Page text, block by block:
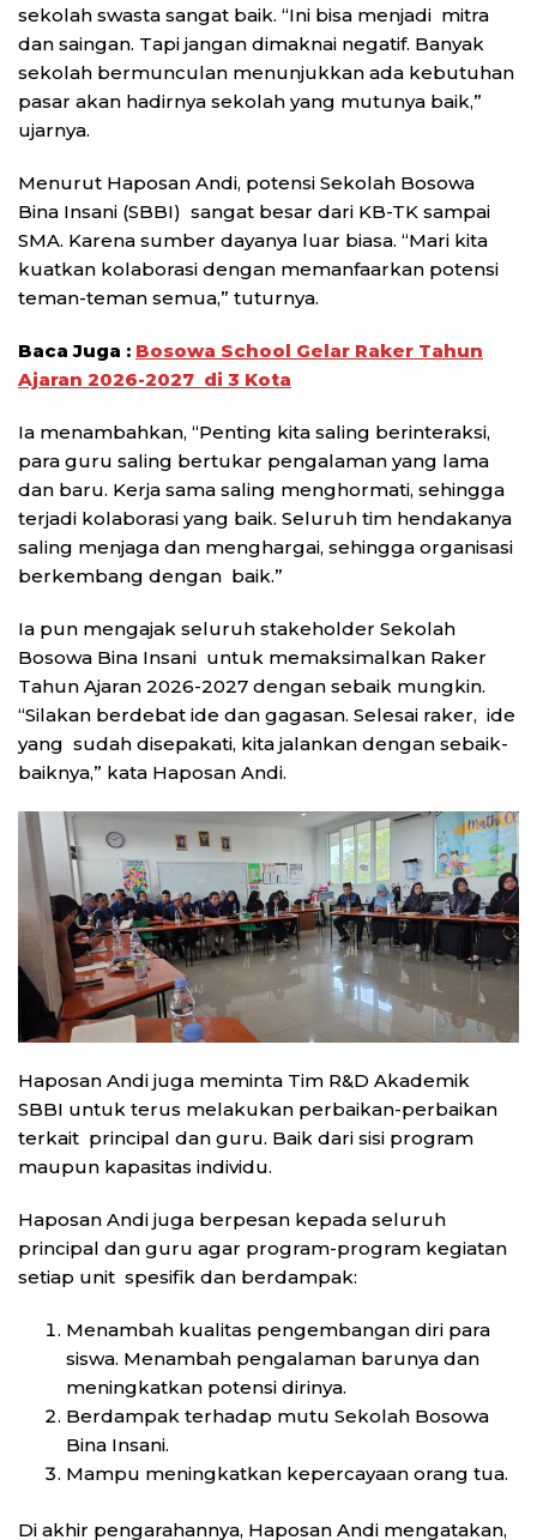
sekolah swasta sangat baik. “Ini bisa menjadi mitra
dan saingan. Tapi jangan dimaknai negatif. Banyak
sekolah bermunculan menunjukkan ada kebutuhan
pasar akan hadirnya sekolah yang mutunya baik,”
ujarnya.
Menurut Haposan Andi, potensi Sekolah Bosowa
Bina Insani (SBBI) sangat besar dari KB-TK sampai
SMA. Karena sumber dayanya luar biasa. “Mari kita
kuatkan kolaborasi dengan memanfaarkan potensi
teman-teman semua,” tuturnya.
Baca Juga : Bosowa School Gelar Raker Tahun
Ajaran 2026-2027 di 3 Kota
Ia menambahkan, “Penting kita saling berinteraksi,
para guru saling bertukar pengalaman yang lama
dan baru. Kerja sama saling menghormati, sehingga
terjadi kolaborasi yang baik. Seluruh tim hendakanya
saling menjaga dan menghargai, sehingga organisasi
berkembang dengan baik.”
Ia pun mengajak seluruh stakeholder Sekolah
Bosowa Bina Insani untuk memaksimalkan Raker
Tahun Ajaran 2026-2027 dengan sebaik mungkin.
“Silakan berdebat ide dan gagasan. Selesai raker, ide
yang sudah disepakati, kita jalankan dengan sebaik-
baiknya,” kata Haposan Andi.
Haposan Andi juga meminta Tim R&D Akademik
SBBI untuk terus melakukan perbaikan-perbaikan
terkait principal dan guru. Baik dari sisi program
maupun kapasitas individu.
Haposan Andi juga berpesan kepada seluruh
principal dan guru agar program-program kegiatan
setiap unit spesifik dan berdampak:
Menambah kualitas pengembangan diri para
siswa. Menambah pengalaman barunya dan
meningkatkan potensi dirinya.
Berdampak terhadap mutu Sekolah Bosowa
Bina Insani.
Mampu meningkatkan kepercayaan orang tua.
Di akhir pengarahannya, Haposan Andi mengatakan,